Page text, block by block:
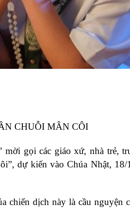
CHUỖI MÂN CÔI
mời gọi các giáo xứ, nhà trẻ,
dự kiến vào Chúa Nhật,
chiến dịch này là cầu nguyện